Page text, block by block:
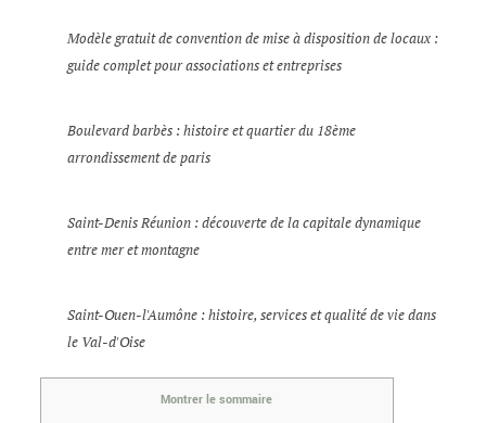
Modèle gratuit de convention de mise à disposition de locaux :
guide complet pour associations et entreprises
Boulevard barbès : histoire et quartier du 18ème
arrondissement de paris
Saint-Denis Réunion : découverte de la capitale dynamique
entre mer et montagne
Saint-Ouen-l'Aumône : histoire, services et qualité de vie dans
le Val-d'Oise
Montrer le sommaire